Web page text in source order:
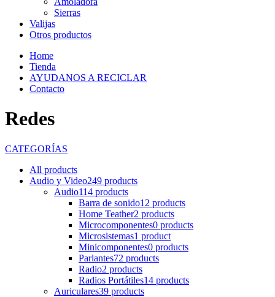
Sierras
Valijas
Otros productos
Home
Tienda
AYUDANOS A RECICLAR
Contacto
Redes
CATEGORÍAS
All products
Audio y Video249 products
Audio114 products
Barra de sonido12 products
Home Teather2 products
Microcomponentes0 products
Microsistemas1 product
Minicomponentes0 products
Parlantes72 products
Radio2 products
Radios Portátiles14 products
Auriculares39 products